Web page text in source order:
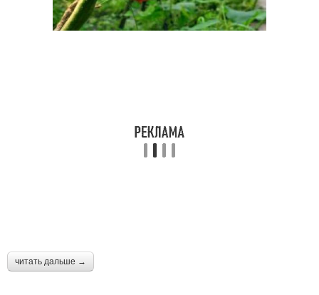
читать дальше →